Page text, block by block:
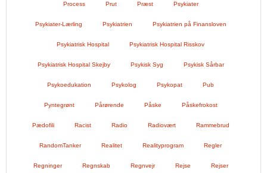
Process Prut Præst Psykiater
Psykiater-Lærling Psykiatrien Psykiatrien på Finansloven
Psykiatrisk Hospital Psykiatrisk Hospital Risskov
Psykiatrisk Hospital Skejby Psykisk Syg Psykisk Sårbar
Psykoedukation Psykolog Psykopat Pub
Pyntegrønt Pårørende Påske Påskefrokost
Pædofili Racist Radio Radiovært Rammebrud
RandomTanker Realitet Realityprogram Regler
Regninger Regnskab Regnvejr Rejse Rejser